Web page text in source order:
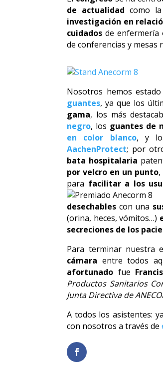
de actualidad como la
investigación en
cuidadosde enfermería
de conferencias y mesas
Nosotros hemos
guantes, ya que los
gama, los más
negro, los guantes de
en color blanco, y
AachenProtect; por
bata hospitalaria
por velcro en un punto
para facilitar a los
desechables con una
(orina, heces, vómitos…)
secreciones de los
Para terminar nuestra
cámara entre todos
afortunado fue
Productos Sanitarios
Junta Directiva de
A todos los asistentes:
con nosotros a través de